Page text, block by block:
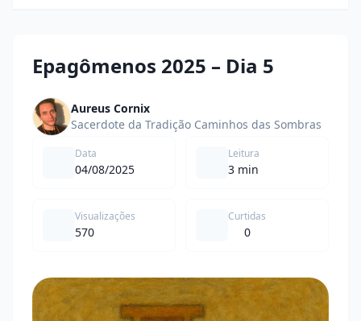
Epagômenos 2025 – Dia 5
Aureus Cornix
Sacerdote da Tradição Caminhos das Sombras
Data
04/08/2025
Leitura
3 min
Visualizações
570
Curtidas
0